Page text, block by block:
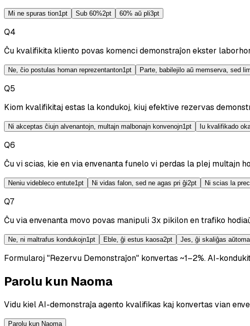
Mi ne spuras tion1 pt Sub 60%2pt 60% aŭ pli3pt
Q4
Ĉu kvalifikita kliento povas komenci demonstraĵon ekster
Ne, ĉio postulas homan reprezentanton1 pt Parte, babilejilo aŭ memserva, sed
Q5
Kiom kvalifikitaj estas la kondukoj, kiuj efektive rezervas
Ni akceptas ĉiujn alvenantojn, multajn malbonajn konvenojn1 pt Iu kvalifikado
Q6
Ĉu vi scias, kie en via envenanta funelo vi perdas la plej multajn
Neniu videbleco entute1 pt Ni vidas falon, sed ne agas pri ĝi2pt Ni scias la
Q7
Ĉu via envenanta movo povas manipuli 3x pikilon en trafiko
Ne, ni maltrafus kondukojn1 pt Eble, ĝi estus kaosa2pt Jes, ĝi skaliĝas
Formularoj "Rezervu Demonstraĵon" konvertas ~1–2%.AI-
Parolu kun Naoma
Vidu kiel AI-demonstraĵa agento kvalifikas kaj konvertas vian
Parolu kun Naoma